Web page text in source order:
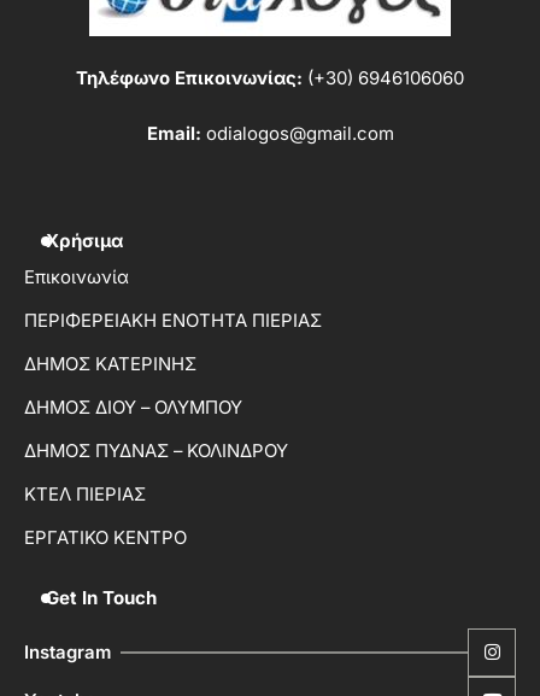
Τηλέφωνο Επικοινωνίας: (+30) 6946106060
Email: odialogos@gmail.com
Χρήσιμα
Επικοινωνία
ΠΕΡΙΦΕΡΕΙΑΚΗ ΕΝΟΤΗΤΑ ΠΙΕΡΙΑΣ
ΔΗΜΟΣ ΚΑΤΕΡΙΝΗΣ
ΔΗΜΟΣ ΔΙΟΥ – ΟΛΥΜΠΟΥ
ΔΗΜΟΣ ΠΥΔΝΑΣ – ΚΟΛΙΝΔΡΟΥ
ΚΤΕΛ ΠΙΕΡΙΑΣ
ΕΡΓΑΤΙΚΟ ΚΕΝΤΡΟ
Get In Touch
Instagram